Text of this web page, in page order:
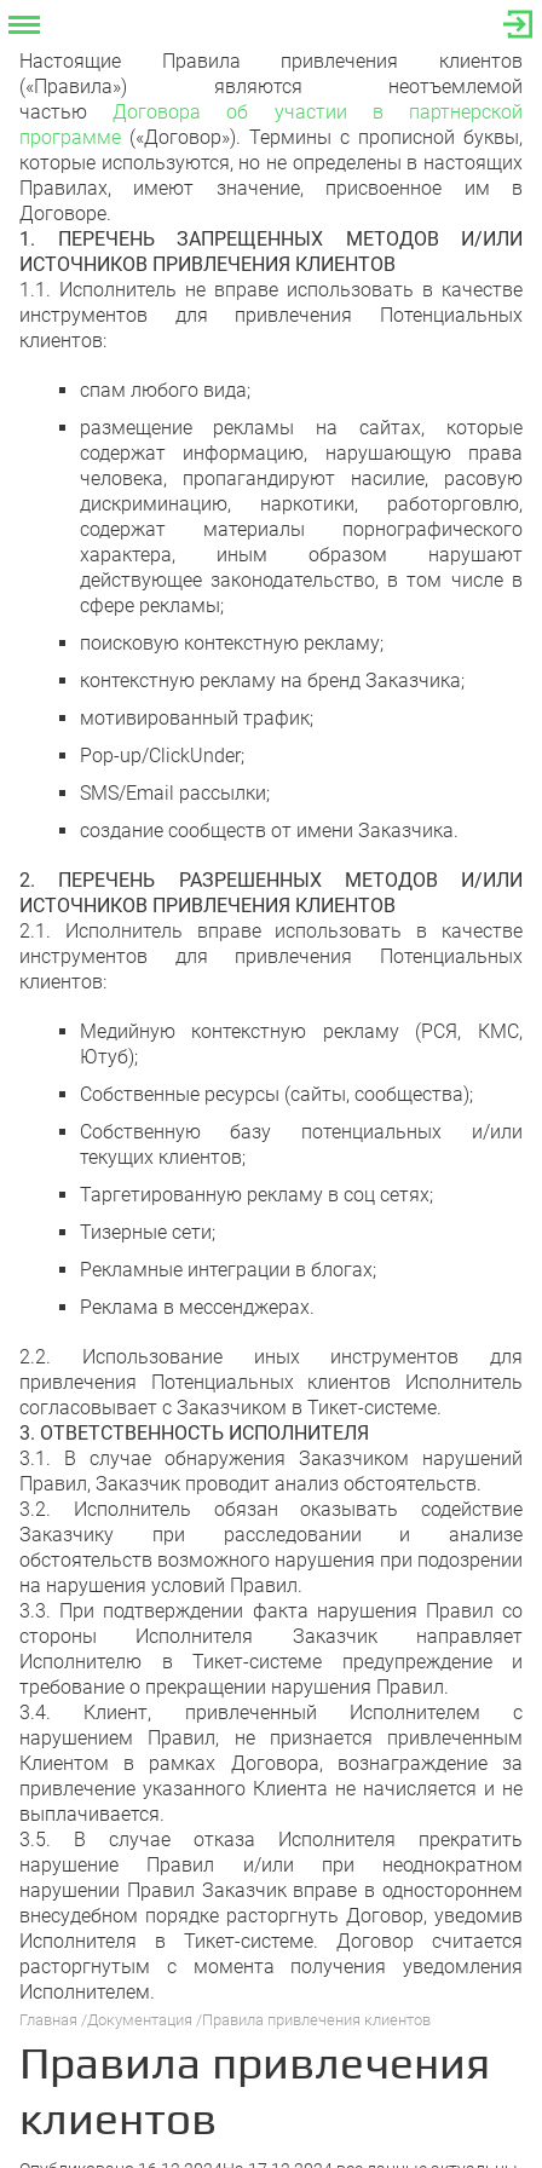
Главная Документация Правила привлечения клиентов
Правила привлечения
клиентов
Настоящие Правила привлечения клиентов
(«Правила») являются неотъемлемой
частьюДоговора об участии в партнерской
программе («Договор»). Термины с прописной буквы,
которые используются, но не определены в настоящих
Правилах, имеют значение, присвоенное им в
Договоре.
1. ПЕРЕЧЕНЬ ЗАПРЕЩЕННЫХ МЕТОДОВ И/ИЛИ
ИСТОЧНИКОВ ПРИВЛЕЧЕНИЯ КЛИЕНТОВ
1.1. Исполнитель не вправе использовать в качестве
инструментов для привлечения Потенциальных
клиентов:
спам любого вида;
размещение рекламы на сайтах, которые
содержат информацию, нарушающую права
человека, пропагандируют насилие, расовую
дискриминацию, наркотики, работорговлю,
содержат материалы порнографического
характера, иным образом нарушают
действующее законодательство, в том числе в
сфере рекламы;
поисковую контекстную рекламу;
контекстную рекламу на бренд Заказчика;
мотивированный трафик;
Pop-up/ClickUnder;
SMS/Email рассылки;
создание сообществ от имени Заказчика.
2. ПЕРЕЧЕНЬ РАЗРЕШЕННЫХ МЕТОДОВ И/ИЛИ
ИСТОЧНИКОВ ПРИВЛЕЧЕНИЯ КЛИЕНТОВ
2.1. Исполнитель вправе использовать в качестве
инструментов для привлечения Потенциальных
клиентов:
Медийную контекстную рекламу (РСЯ, КМС,
Ютуб);
Собственные ресурсы (сайты, сообщества);
Собственную базу потенциальных и/или
текущих клиентов;
Таргетированную рекламу в соц сетях;
Тизерные сети;
Рекламные интеграции в блогах;
Реклама в мессенджерах.
2.2. Использование иных инструментов для
привлечения Потенциальных клиентов Исполнитель
согласовывает с Заказчиком в Тикет-системе.
3. ОТВЕТСТВЕННОСТЬ ИСПОЛНИТЕЛЯ
3.1. В случае обнаружения Заказчиком нарушений
Правил, Заказчик проводит анализ обстоятельств.
3.2. Исполнитель обязан оказывать содействие
Заказчику при расследовании и анализе
обстоятельств возможного нарушения при подозрении
на нарушения условий Правил.
3.3. При подтверждении факта нарушения Правил со
стороны Исполнителя Заказчик направляет
Исполнителю в Тикет-системе предупреждение и
требование о прекращении нарушения Правил.
3.4. Клиент, привлеченный Исполнителем с
нарушением Правил, не признается привлеченным
Клиентом в рамках Договора, вознаграждение за
привлечение указанного Клиента не начисляется и не
выплачивается.
3.5. В случае отказа Исполнителя прекратить
нарушение Правил и/или при неоднократном
нарушении Правил Заказчик вправе в одностороннем
внесудебном порядке расторгнуть Договор, уведомив
Исполнителя в Тикет-системе. Договор считается
расторгнутым с момента получения уведомления
Исполнителем.